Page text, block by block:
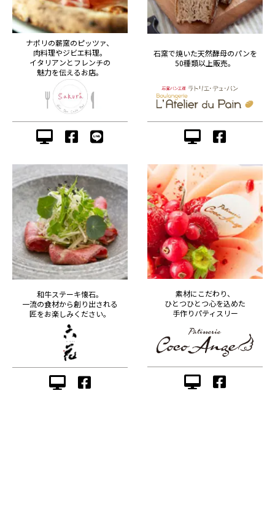
ナポリの薪窯のピッツァ、
肉料理やジビエ料理。
イタリアンとフレンチの
魅力を伝えるお店。
石窯で焼いた天然酵母のパンを
50種類以上販売。
和牛ステーキ懐石。
一流の食材から創り出される
匠をお楽しみください。
素材にこだわり、
ひとつひとつ心を込めた
手作りパティスリー